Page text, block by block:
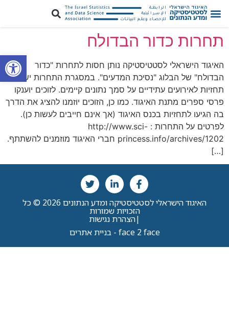
פתח
תחרות כדור הבדולח
האיגוד הישראלי לסטטיסטיקה נותן חסות לתחרות "כדור
הבדולח" של הבלוג "נסיכת המדעים". במסגרת התחרות יש לתת
תחזיות לאירועים עתידיים על סמך נתונים קיימים. לזוכים יוענקו
פרסי ספרים מתנת האיגוד. כמו כן, הזוכים יוזמנו להציג את הדרך
בה הגיעו לתחזיות בכנס האיגוד (אך אינם חייבים לעשות כן).
לפרטים על התחרות : http://www.sci-
princess.info/archives/1202 חברי האיגוד מוזמנים להשתתף.
[…]
האיגוד הישראלי לסטטיסטיקה ומדע הנתונים 2026 © כל
הזכויות שמורות
|הצהרת נגישות
face 2 face - בניית אתרים